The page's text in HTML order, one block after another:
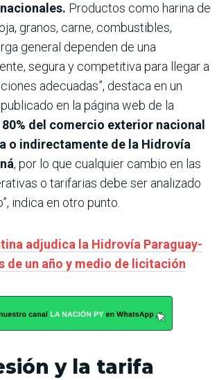
Productos como harina de
granos, carne, combustibles,
general dependen de una
segura y competitiva para llegar a
adecuadas”, destaca en un
en la página web de la
80% del comercio exterior nacional
o indirectamente de la Hidrovía
, por lo que cualquier cambio en las
o tarifarias debe ser analizado
indica en otro punto.
adjudica la Hidrovía Paraguay-
de un año y medio de licitación
y la tarifa